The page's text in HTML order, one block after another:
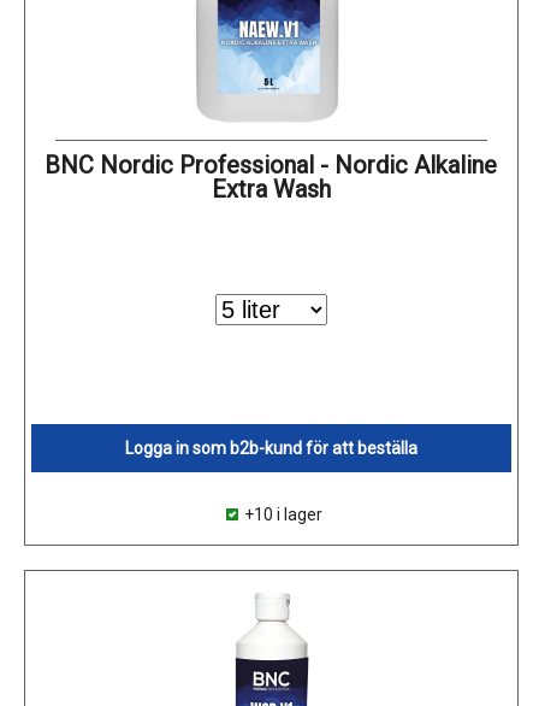
BNC Nordic Professional - Nordic Alkaline
Extra Wash
Logga in som b2b-kund för att beställa
+10 i lager